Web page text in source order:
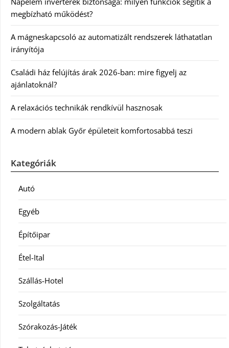
megbízható működést?
A mágneskapcsoló az automatizált rendszerek láthatatlan
irányítója
Családi ház felújítás árak 2026-ban: mire figyelj az
ajánlatoknál?
A relaxációs technikák rendkívül hasznosak
A modern ablak Győr épületeit komfortosabbá teszi
Kategóriák
Autó
Egyéb
Építőipar
Étel-Ital
Szállás-Hotel
Szolgáltatás
Szórakozás-Játék